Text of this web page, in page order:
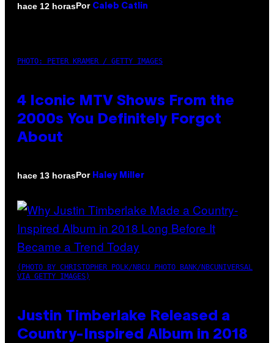
hace 12 horasPor Caleb Catlin
PHOTO: PETER KRAMER / GETTY IMAGES
4 Iconic MTV Shows From the
2000s You Definitely Forgot
About
hace 13 horasPor Haley Miller
(PHOTO BY CHRISTOPHER POLK/NBCU PHOTO BANK/NBCUNIVERSAL
VIA GETTY IMAGES)
Justin Timberlake Released a
Country-Inspired Album in 2018